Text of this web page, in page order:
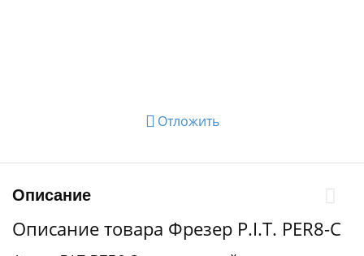
Отложить
Описание
Описание товара Фрезер P.I.T. PER8-C